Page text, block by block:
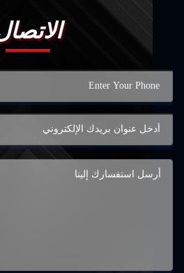
الاتصال